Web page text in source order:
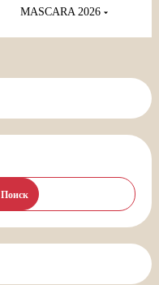
MASCARA 2026
Поиск